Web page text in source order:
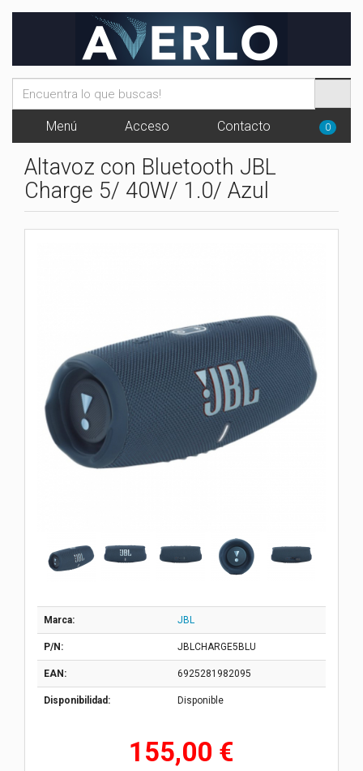
Menú Acceso Contacto 0
Altavoz con Bluetooth JBL
Charge 5/ 40W/ 1.0/ Azul
Marca: JBL
P/N: JBLCHARGE5BLU
EAN: 6925281982095
Disponibilidad: Disponible
155,00 €